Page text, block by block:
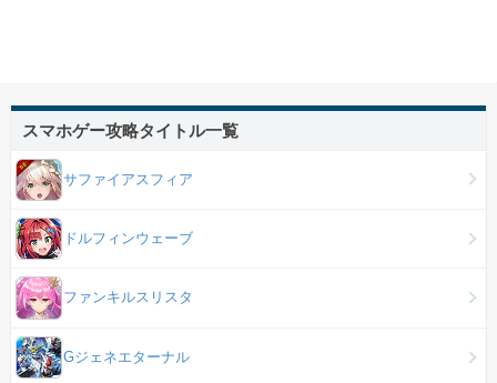
スマホゲー攻略タイトル一覧
サファイアスフィア
ドルフィンウェーブ
ファンキルスリスタ
Gジェネエターナル